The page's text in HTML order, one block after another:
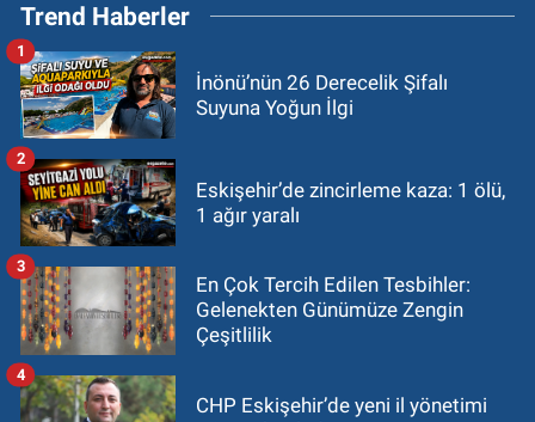
Trend Haberler
İnönü’nün 26 Derecelik Şifalı
Suyuna Yoğun İlgi
1
Eskişehir’de zincirleme kaza: 1 ölü,
1 ağır yaralı
2
En Çok Tercih Edilen Tesbihler:
Gelenekten Günümüze Zengin
Çeşitlilik
3
CHP Eskişehir’de yeni il yönetimi
4